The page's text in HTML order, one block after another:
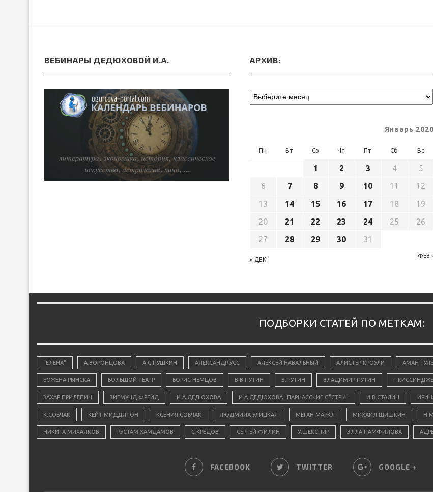
ВЕБИНАРЫ ДЕДЮХОВОЙ И.А. АРХИВ:
Январь 2020
Пн Вт Ср Чт Пт Сб Вс
« ДЕК
ФЕВ
1 2 3 4
5
6
7 8 9 10 11
12
13
14 15 16 17 18
19
20
21 22 23 24 25
26
27
28 29 30 31
ПОДБОРКИ СТАТЕЙ ПО МЕТКАМ:
"ЕЛЕНА" А.ВОРОНЦОВА А.С.ПУШКИН АЛЕКСАНДР УСС АЛЕКСЕЙ НАВАЛЬНЫЙ АЛИСТЕР КРОУЛИ АМАН
БОЖЕНА РЫНСКА БОЛЬШОЙ ТЕАТР БОРИС НЕМЦОВ В.В.ПУТИН В.ПУТИН ВЛАДИМИР ПУТИН
ЗАХАР ПРИЛЕПИН ЗИГМУНД ФРЕЙД И.А.ДЕДЮХОВА И.А.ДЕДЮХОВА "ПАРНАССКИЕ СЁСТРЫ" И.В.СТАЛИН
К.СОБЧАК КЕЙТ МИДДЛТОН КСЕНИЯ СОБЧАК ЛЮДМИЛА УЛИЦКАЯ МЕГАН МАРКЛ МИХАИЛ ШИШКИН
НИКИТА МИХАЛКОВ РУСТАМ ХАМДАМОВ С.КРЕДОВ СЕРГЕЙ ФИЛИН У.ШЕКСПИР ЭЛЛА ПАМФИЛОВА
FACEBOOK TWITTER GOOGLE +